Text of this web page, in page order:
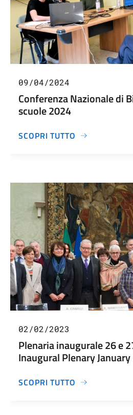
09/04/2024
Conferenza Nazionale di
scuole 2024
SCOPRI TUTTO
02/02/2023
Plenaria inaugurale 26 e
Inaugural Plenary
SCOPRI TUTTO